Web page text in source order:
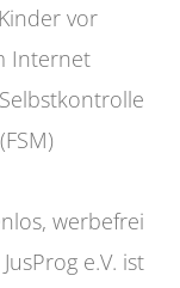
vor
Internet
werbefrei
e.V. ist